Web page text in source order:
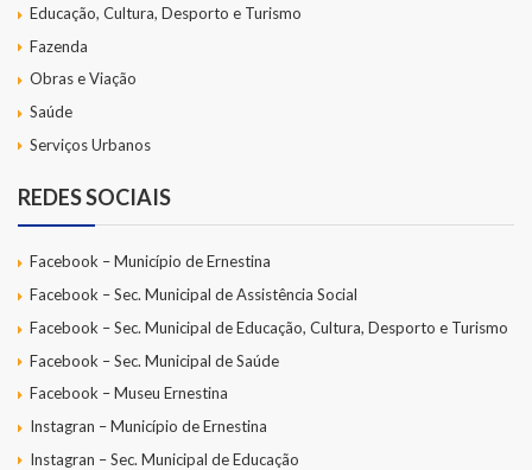
Acesso à Informação
Transparência
Educação, Cultura, Desporto e Turismo
Fazenda
Obras e Viação
Saúde
Serviços Urbanos
REDES SOCIAIS
Facebook – Município de Ernestina
Facebook – Sec. Municipal de Assistência Social
Facebook – Sec. Municipal de Educação, Cultura, Desporto e Turismo
Facebook – Sec. Municipal de Saúde
Facebook – Museu Ernestina
Instagran – Município de Ernestina
Instagran – Sec. Municipal de Educação